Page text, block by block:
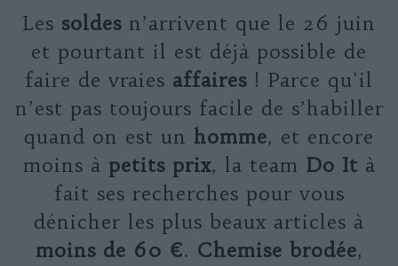
Les soldes n’arrivent que le 26 juin
et pourtant il est déjà possible de
faire de vraies affaires ! Parce qu'il
n’est pas toujours facile de s’habiller
quand on est un homme, et encore
moins à petits prix, la team Do It à
fait ses recherches pour vous
dénicher les plus beaux articles à
moins de 60 €. Chemise brodée,